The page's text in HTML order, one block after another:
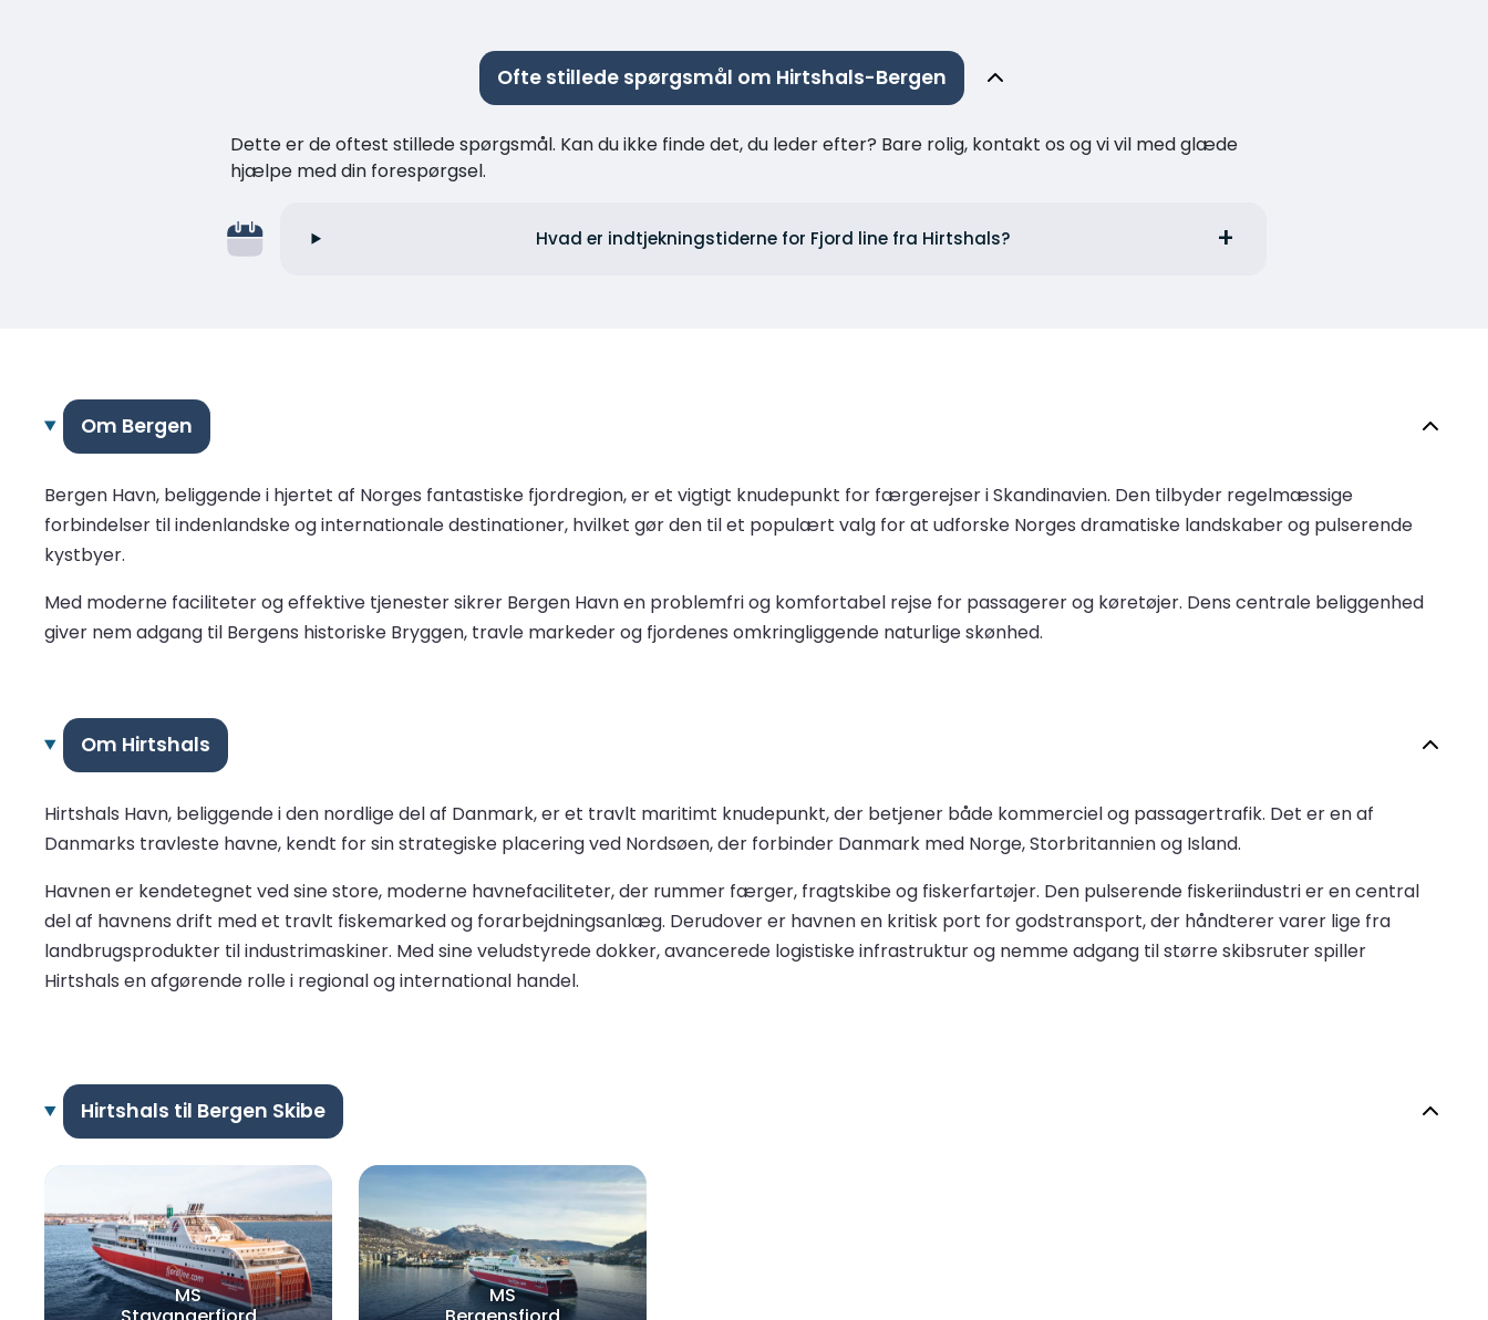
Ofte stillede spørgsmål om Hirtshals-Bergen
Dette er de oftest stillede spørgsmål. Kan du ikke finde det, du leder efter? Bare rolig, kontakt os og vi vil med glæde
hjælpe med din forespørgsel.
Hvad er indtjekningstiderne for Fjord line fra Hirtshals?
Om Bergen
Bergen Havn, beliggende i hjertet af Norges fantastiske fjordregion, er et vigtigt knudepunkt for færgerejser i Skandinavien. Den tilbyder regelmæssige
forbindelser til indenlandske og internationale destinationer, hvilket gør den til et populært valg for at udforske Norges dramatiske landskaber og pulserende
kystbyer.
Med moderne faciliteter og effektive tjenester sikrer Bergen Havn en problemfri og komfortabel rejse for passagerer og køretøjer. Dens centrale beliggenhed
giver nem adgang til Bergens historiske Bryggen, travle markeder og fjordenes omkringliggende naturlige skønhed.
Om Hirtshals
Hirtshals Havn, beliggende i den nordlige del af Danmark, er et travlt maritimt knudepunkt, der betjener både kommerciel og passagertrafik. Det er en af
Danmarks travleste havne, kendt for sin strategiske placering ved Nordsøen, der forbinder Danmark med Norge, Storbritannien og Island.
Havnen er kendetegnet ved sine store, moderne havnefaciliteter, der rummer færger, fragtskibe og fiskerfartøjer. Den pulserende fiskeriindustri er en central
del af havnens drift med et travlt fiskemarked og forarbejdningsanlæg. Derudover er havnen en kritisk port for godstransport, der håndterer varer lige fra
landbrugsprodukter til industrimaskiner. Med sine veludstyrede dokker, avancerede logistiske infrastruktur og nemme adgang til større skibsruter spiller
Hirtshals en afgørende rolle i regional og international handel.
Hirtshals til Bergen Skibe
MS
MS